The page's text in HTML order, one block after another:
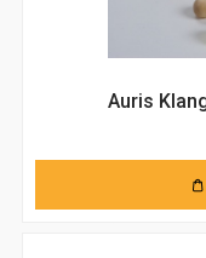
Auris